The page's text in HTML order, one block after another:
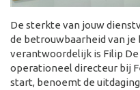
De sterkte van jouw
de betrouwbaarheid van
verantwoordelijk is Filip De
operationeel directeur bij
start, benoemt de